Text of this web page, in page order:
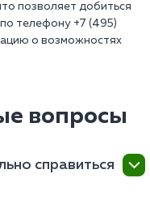
позволяет добиться
телефону +7 (495)
о возможностях
вопросы
справиться